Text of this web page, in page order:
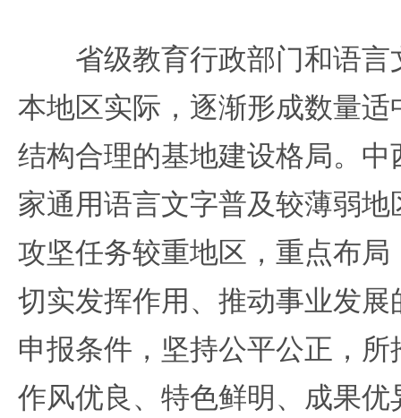
省级教育行政部门和语言
本地区实际，逐渐形成数量
结构合理的基地建设格局。
家通用语言文字普及较薄弱
攻坚任务较重地区，重点布
切实发挥作用、推动事业发
申报条件，坚持公平公正，
作风优良、特色鲜明、成果